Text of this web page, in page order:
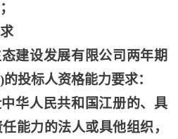
建设发展有限公司两年期
投标人资格能力要求：
华人民共和国江册的、具
能力的法人或具他组织，